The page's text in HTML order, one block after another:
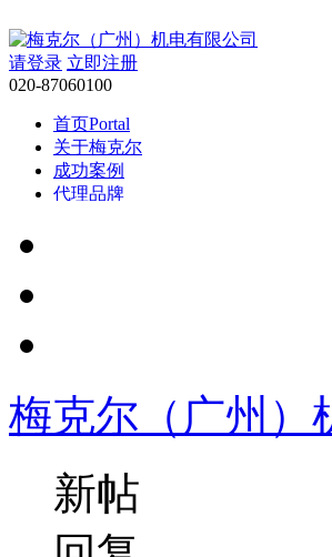
请登录 立即注册
020-87060100
首页Portal
关于梅克尔
成功案例
代理品牌
梅克尔（广州）
新帖